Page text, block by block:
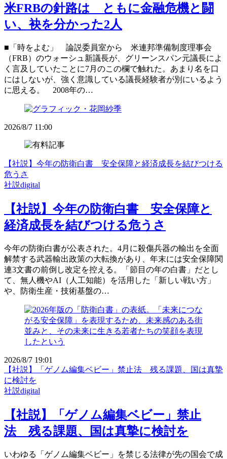
米FRBの針路は ともに金融危機と闘
い、袂を分かった2人
■「時をよむ」 論説委員室から 米連邦準備制度理事会
（FRB）のウォーシュ新議長が、グリーンスパン元議長によ
く言及していたことに7月のこの欄で触れた。あまり名を口
にはしないが、強く意識している議長経験者が別にいるよう
に思える。 2008年の…
2026/8/7 11:00
【社説】今年の防衛白書 安全保障と経済成長を結びつける
危うさ
社説digital
【社説】今年の防衛白書 安全保障と
経済成長を結びつける危うさ
今年の防衛白書が公表された。4月に殺傷兵器の輸出を全面
解禁する武器輸出政策の大転換があり、年末には安全保障関
連3文書の前倒し改定を控える。「節目の年の白書」だとし
て、無人機やAI（人工知能）を活用した「新しい戦い方」
や、防衛生産・技術基盤の…
2026/8/7 19:01
【社説】「ゲノム編集ベビー」禁止法 残る課題、国は真摯
に検討を
社説digital
【社説】「ゲノム編集ベビー」禁止
法 残る課題、国は真摯に検討を
いわゆる「ゲノム編集ベビー」を禁じる法律が先の国会で成